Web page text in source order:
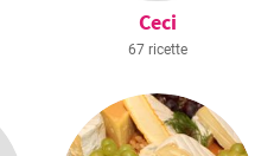
Ceci
67 ricette